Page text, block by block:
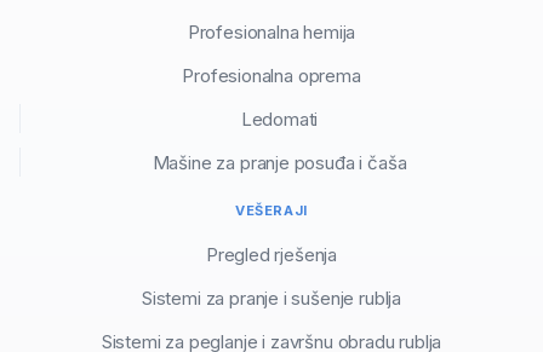
Profesionalna hemija
Profesionalna oprema
Ledomati
Mašine za pranje posuđa i čaša
VEŠERAJI
Pregled rješenja
Sistemi za pranje i sušenje rublja
Sistemi za peglanje i završnu obradu rublja